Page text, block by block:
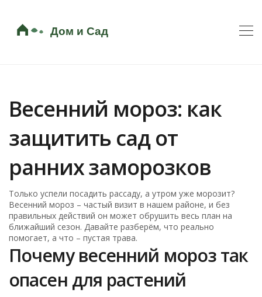
Весенний мороз: как
защитить сад от
ранних заморозков
Только успели посадить рассаду, а утром уже морозит?
Весенний мороз – частый визит в нашем районе, и без
правильных действий он может обрушить весь план на
ближайший сезон. Давайте разберём, что реально
помогает, а что – пустая трава.
Почему весенний мороз так
опасен для растений